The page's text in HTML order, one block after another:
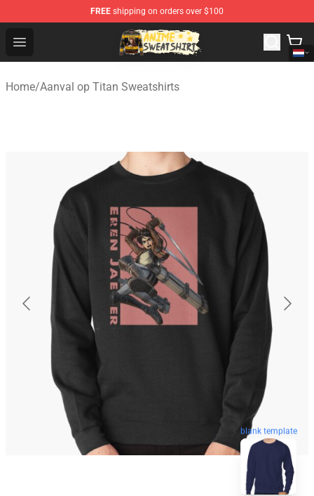
FREE shipping on orders over $100
Open menu
Anime Sweatshirts Store - The Best Store for Anime Fans
Home/Aanval op Titan Sweatshirts
blank template